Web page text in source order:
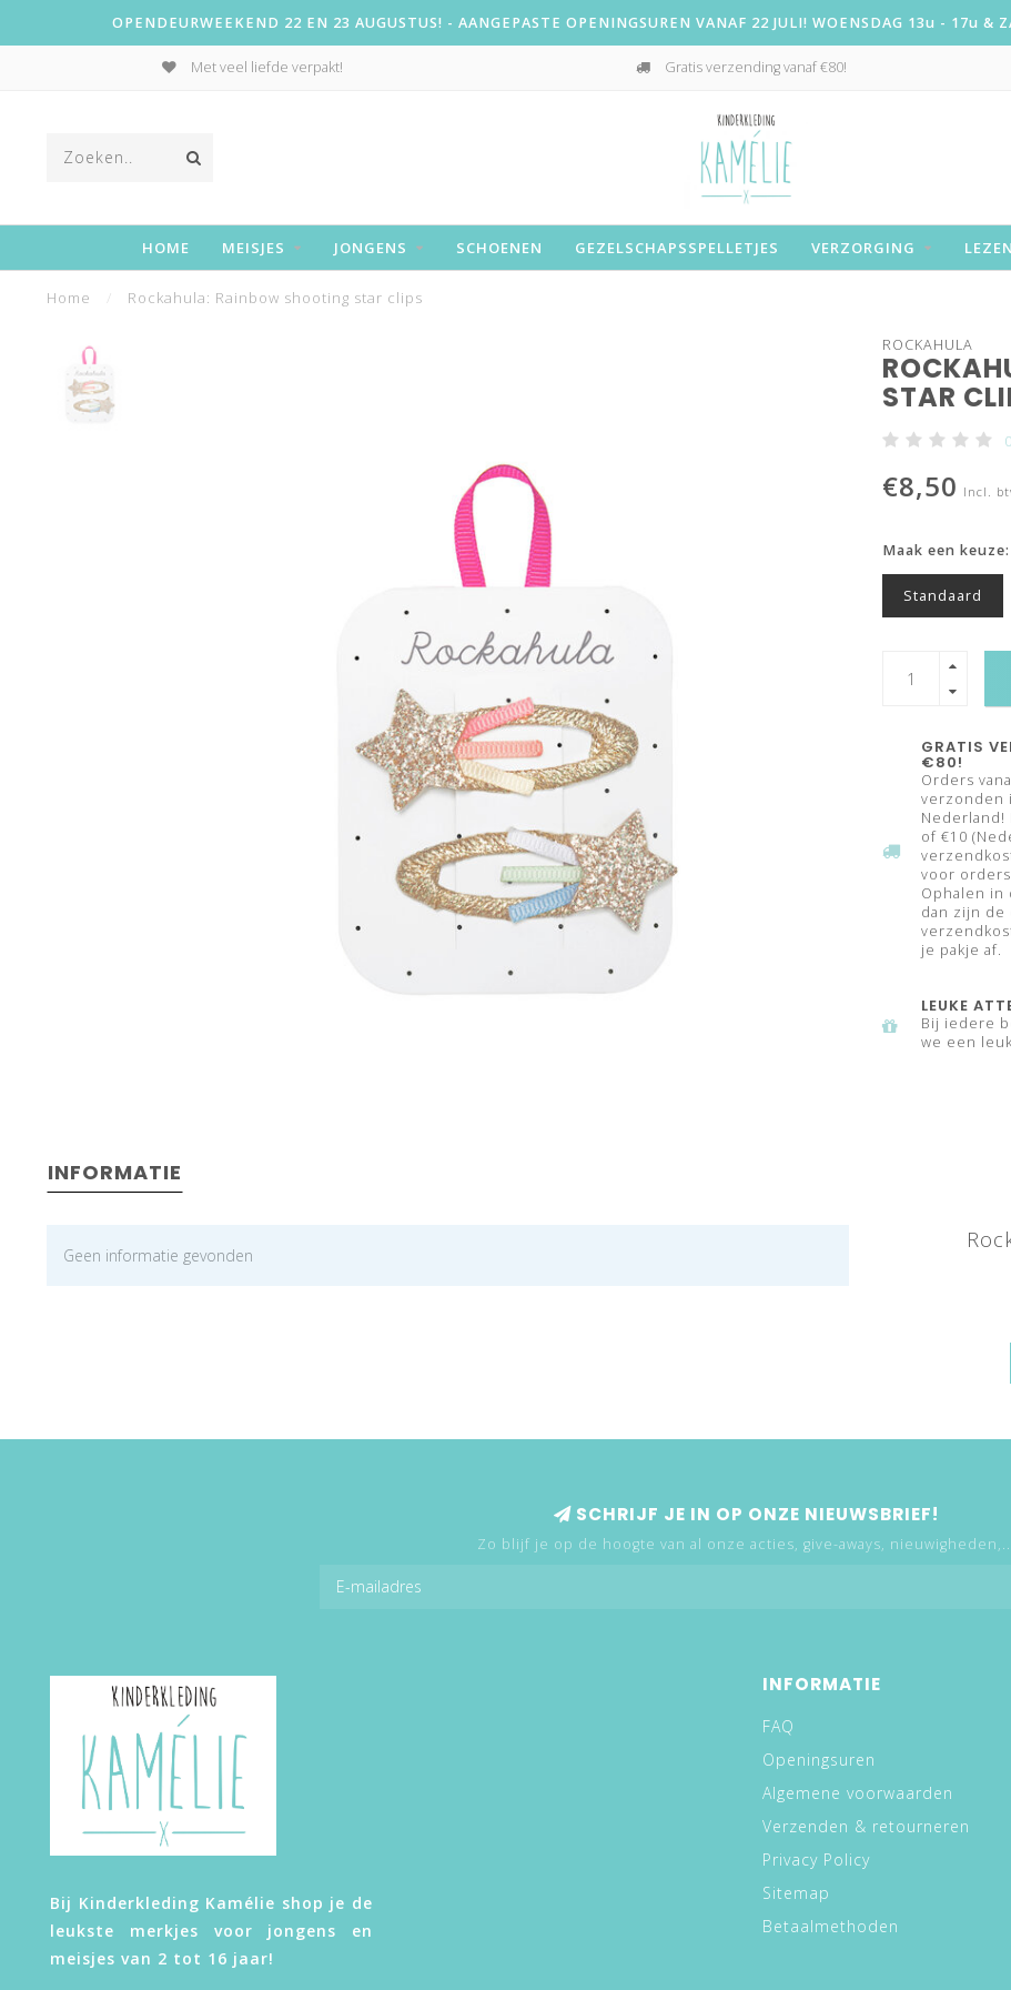
OPENDEURWEEKEND 22 EN 23 AUGUSTUS! - AANGEPASTE OPENINGSUREN VANAF 22 JULI! WOENSDAG 13u - 17u
Met veel liefde verpakt! Gratis verzending vanaf €80!
HOME MEISJES JONGENS SCHOENEN GEZELSCHAPSSPELLETJES VERZORGING LEZEN
Home Rockahula: Rainbow shooting star clips
ROCKAHULA
STAR
€8,50 Incl.
Maak een keuze:
Standaard
GRATIS
€80!
Orders
verzonden
Nederland!
of €10
voor
Ophalen in
dan zijn de
je pakje af.
LEUKE
Bij iedere
we een
INFORMATIE
Geen informatie gevonden
SCHRIJF JE IN OP ONZE NIEUWSBRIEF!
Zo blijf je op de hoogte van al onze acties, give-aways,
Bij Kinderkleding Kamélie shop je de
leukste merkjes voor jongens en
meisjes van 2 tot 16 jaar!
INFORMATIE
FAQ
Openingsuren
Algemene voorwaarden
Verzenden & retourneren
Privacy Policy
Sitemap
Betaalmethoden